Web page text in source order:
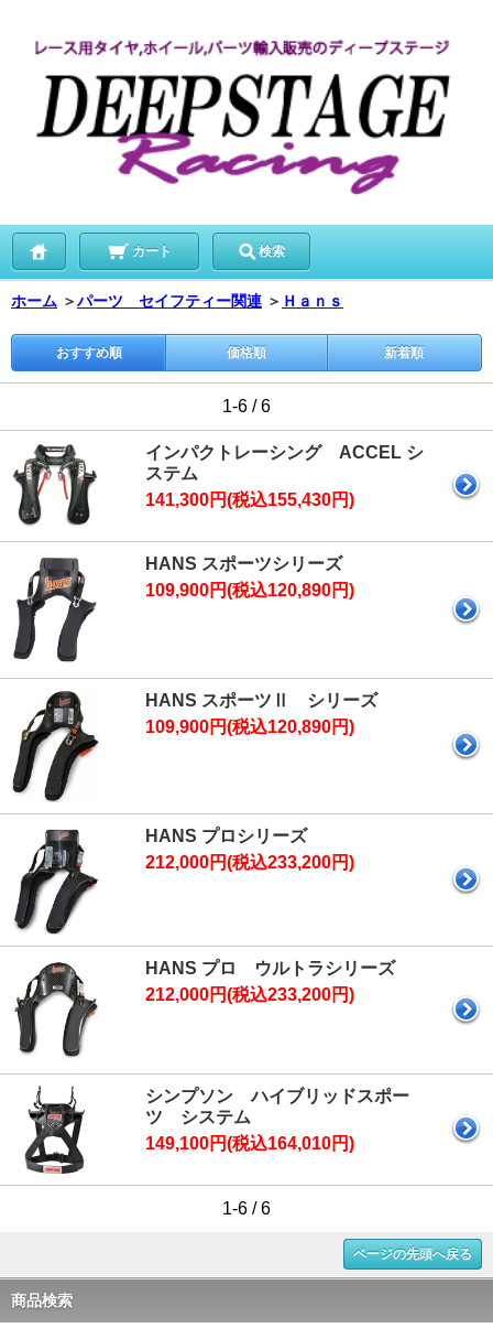
カート 検索
ホーム ＞パーツ セイフティー関連 ＞ Ｈａｎｓ
おすすめ順 価格順 新着順
1-6 / 6
インパクトレーシング ACCEL シ
ステム
141,300円(税込155,430円)
HANS スポーツシリーズ
109,900円(税込120,890円)
HANS スポーツⅡ シリーズ
109,900円(税込120,890円)
HANS プロシリーズ
212,000円(税込233,200円)
HANS プロ ウルトラシリーズ
212,000円(税込233,200円)
シンプソン ハイブリッドスポー
ツ システム
149,100円(税込164,010円)
1-6 / 6
ページの先頭へ戻る
商品検索